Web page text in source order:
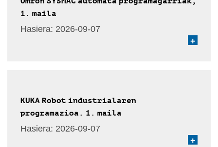
1. maila
Hasiera: 2026-09-07
+
KUKA Robot industrialaren
programazioa. 1. maila
Hasiera: 2026-09-07
+